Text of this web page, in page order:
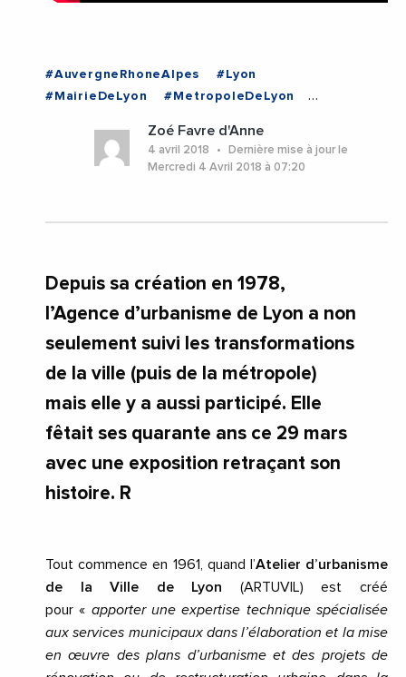
#AuvergneRhoneAlpes
#Lyon
#MairieDeLyon
#MetropoleDeLyon
Zoé Favre d'Anne
4 avril 2018
Dernière mise à jour le
Mercredi 4 Avril 2018 à 07:20
Depuis sa création en 1978,
l’Agence d’urbanisme de Lyon a non
seulement suivi les transformations
de la ville (puis de la métropole)
mais elle y a aussi participé. Elle
fêtait ses quarante ans ce 29 mars
avec une exposition retraçant son
histoire. R
Tout commence en 1961, quand l’Atelier d’urbanisme
de la Ville de Lyon (ARTUVIL) est créé
pour « apporter une expertise technique spécialisée
aux services municipaux dans l’élaboration et la mise
en œuvre des plans d’urbanisme et des projets de